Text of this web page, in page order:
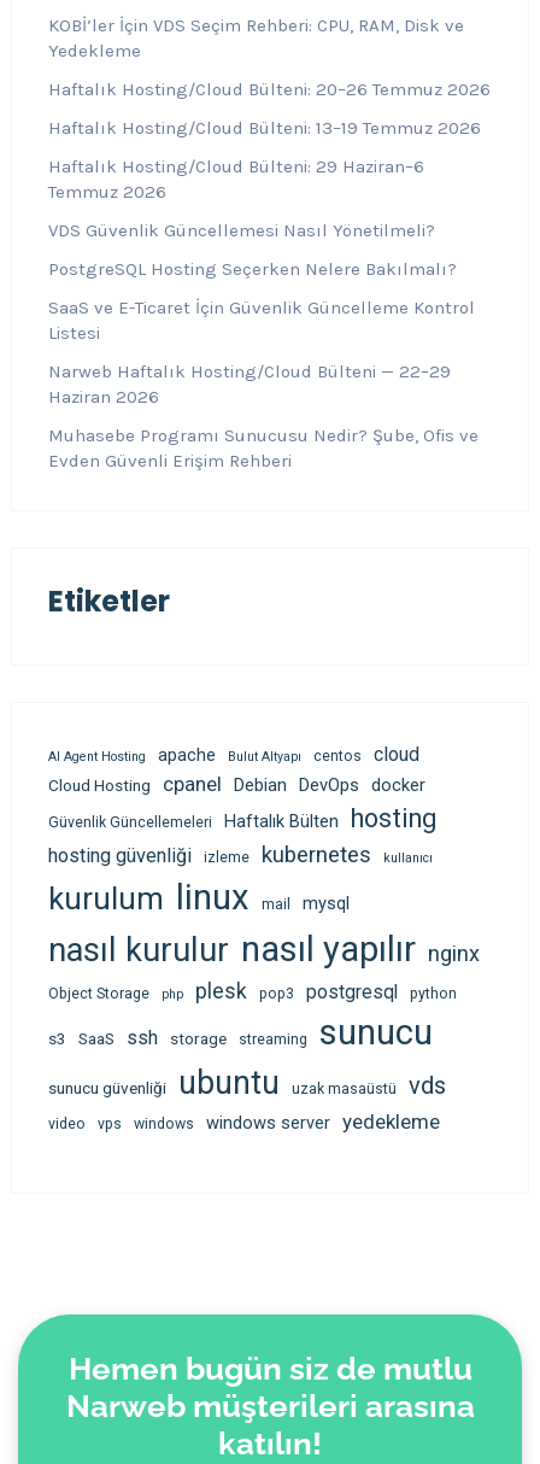
KOBİ’ler İçin VDS Seçim Rehberi: CPU, RAM, Disk ve
Yedekleme
Haftalık Hosting/Cloud Bülteni: 20–26 Temmuz 2026
Haftalık Hosting/Cloud Bülteni: 13–19 Temmuz 2026
Haftalık Hosting/Cloud Bülteni: 29 Haziran–6
Temmuz 2026
VDS Güvenlik Güncellemesi Nasıl Yönetilmeli?
PostgreSQL Hosting Seçerken Nelere Bakılmalı?
SaaS ve E-Ticaret İçin Güvenlik Güncelleme Kontrol
Listesi
Narweb Haftalık Hosting/Cloud Bülteni — 22–29
Haziran 2026
Muhasebe Programı Sunucusu Nedir? Şube, Ofis ve
Evden Güvenli Erişim Rehberi
Etiketler
AI Agent Hosting apache Bulut Altyapı centos cloud
Cloud Hosting cpanel Debian DevOps docker
Güvenlik Güncellemeleri Haftalık Bülten hosting
hosting güvenliği izleme kubernetes kullanıcı
kurulum linux mail mysql
nasıl kurulur nasıl yapılır nginx
Object Storage php plesk pop3 postgresql python
s3 SaaS ssh storage streaming sunucu
sunucu güvenliği ubuntu uzak masaüstü vds
video vps windows windows server yedekleme
Hemen bugün siz de mutlu
Narweb müşterileri arasına
katılın!